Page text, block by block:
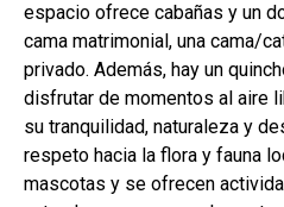
espacio ofrece cabañas y un
cama matrimonial, una cama/
privado. Además, hay un
disfrutar de momentos al aire
su tranquilidad, naturaleza y
respeto hacia la flora y fauna
mascotas y se ofrecen